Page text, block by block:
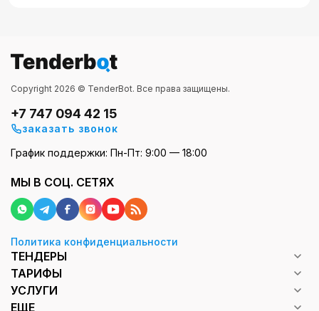
Copyright 2026 © TenderBot. Все права защищены.
+7 747 094 42 15
заказать звонок
График поддержки: Пн-Пт: 9:00 — 18:00
МЫ В СОЦ. СЕТЯХ
Политика конфиденциальности
ТЕНДЕРЫ
ТАРИФЫ
УСЛУГИ
ЕЩЕ